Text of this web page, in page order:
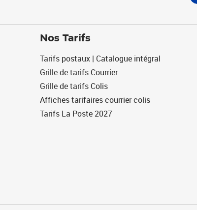
Nos Tarifs
Tarifs postaux | Catalogue intégral
Grille de tarifs Courrier
Grille de tarifs Colis
Affiches tarifaires courrier colis
Tarifs La Poste 2027